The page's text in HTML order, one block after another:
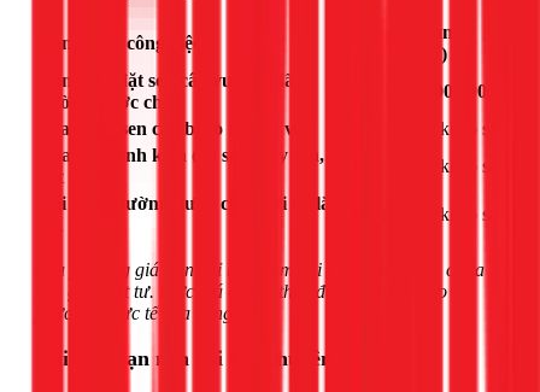
Hạng mục công việc
Đơn giá tham
khảo (VNĐ)
Công lắp đặt sen cây vuông (đã có
đường nước chờ)
300.000 - 500.000
Sửa chữa sen cây bị rò rỉ, gãy vỡ
Báo giá sau khảo sát
Thay thế linh kiện (củ sen, dây sen,
bát sen)
Báo giá sau khảo sát
Thi công đường nước chờ mới để lắp
Báo giá sau khảo sát
Lưu ý: Bảng giá trên chỉ bao gồm chi phí nhân công, chưa
bao gồm vật tư. Mức giá có thể thay đổi tùy thuộc vào độ
phức tạp thực tế của công trình.
Khi nào bạn nên gọi thợ chuyên nghiệp?